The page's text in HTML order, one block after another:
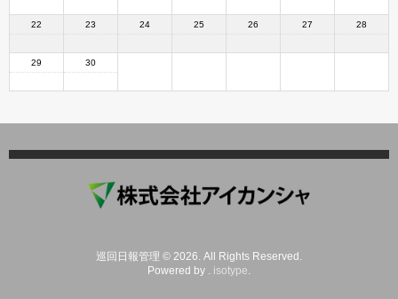
22 23 24 25 26 27 28
29 30
月間カレンダー
巡回日報管理 © 2026. All Rights Reserved.
Powered by . isotype.